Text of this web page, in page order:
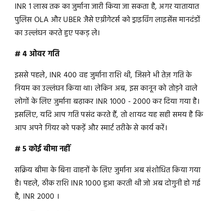
INR 1 लाख तक का जुर्माना जारी किया जा सकता है, अगर यातायात
पुलिस OLA और UBER जैसे एग्रीगेटर्स को ड्राइविंग लाइसेंस मानदंडों
का उल्लंघन करते हुए पकड़ ले।
# 4 ओवर गति
इससे पहले, INR 400 वह जुर्माना राशि थी, जिसने भी तेज़ गति के
नियम का उल्लंघन किया था। लेकिन अब, इस कानून को तोड़ने वाले
लोगों के लिए जुर्माना बढ़ाकर INR 1000 - 2000 कर दिया गया है।
इसलिए, यदि आप गति पसंद करते हैं, तो शायद यह सही समय है कि
आप अपने गियर को पकड़ें और स्मार्ट तरीके से कार्य करें।
# 5 कोई बीमा नहीं
सक्रिय बीमा के बिना वाहनों के लिए जुर्माना अब संशोधित किया गया
है। पहले, ठीक राशि INR 1000 हुआ करती थी जो अब दोगुनी हो गई
है, INR 2000 ।